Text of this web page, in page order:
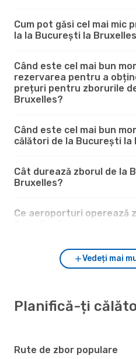
Cum pot găsi cel mai mic
la la București la
Când este cel mai bun
rezervarea pentru a
prețuri pentru zborurile
Bruxelles?
Când este cel mai bun
călători de la București la
Cât durează zborul de la
Bruxelles?
Ce aeroporturi operează
Vedeți mai
Planifică-ți
Rute de zbor populare